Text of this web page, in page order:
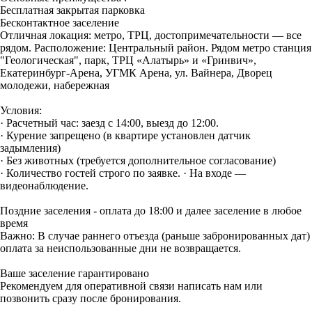
Бесплатная закрытая парковка
Бесконтактное заселение
Отличная локация: метро, ТРЦ, достопримечательности — все
рядом. Расположение: Центральный район. Рядом метро станция
"Геологическая", парк, ТРЦ «Алатырь» и «Гринвич»,
Екатеринбург-Арена, УГМК Арена, ул. Вайнера, Дворец
молодежи, набережная
Условия:
· Расчетный час: заезд с 14:00, выезд до 12:00.
· Курение запрещено (в квартире установлен датчик
задымления)
· Без животных (требуется дополнительное согласование)
· Количество гостей строго по заявке. · На входе —
видеонаблюдение.
Поздние заселения - оплата до 18:00 и далее заселение в любое
время
Важно: В случае раннего отъезда (раньше забронированных дат)
оплата за неиспользованные дни не возвращается.
Ваше заселение гарантировано
Рекомендуем для оперативной связи написать нам или
позвонить сразу после бронирования.